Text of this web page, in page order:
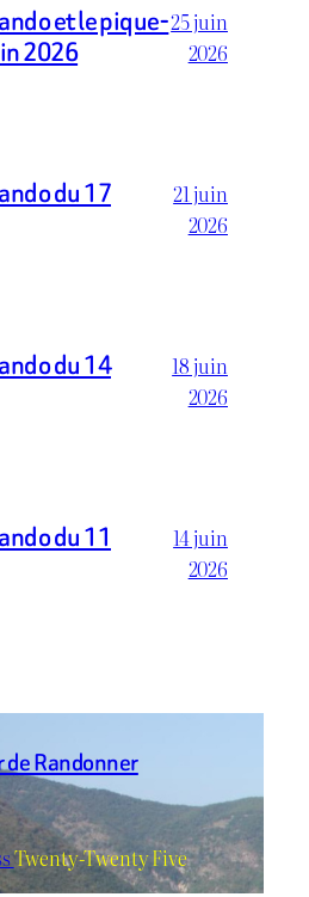
et le pique-
2026
25 juin
2026
du 17
21 juin
2026
du 14
18 juin
2026
du 11
14 juin
2026
de Randonner
Twenty-Twenty Five